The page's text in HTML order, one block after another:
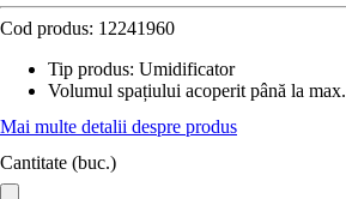
Cod produs: 12241960
Tip produs: Umidificator
Volumul spațiului acoperit până la max.
Mai multe detalii despre produs
Cantitate (buc.)